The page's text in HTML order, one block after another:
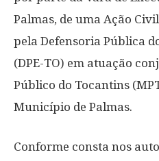
Palmas, de uma Ação
pela Defensoria Pública
(DPE-TO) em atuação
Público do Tocantins
Município de Palmas.
Conforme consta nos